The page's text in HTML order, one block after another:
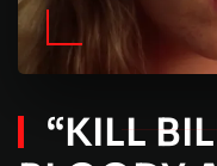
“KILL